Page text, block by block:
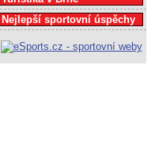
Nejlepší sportovní úspěchy